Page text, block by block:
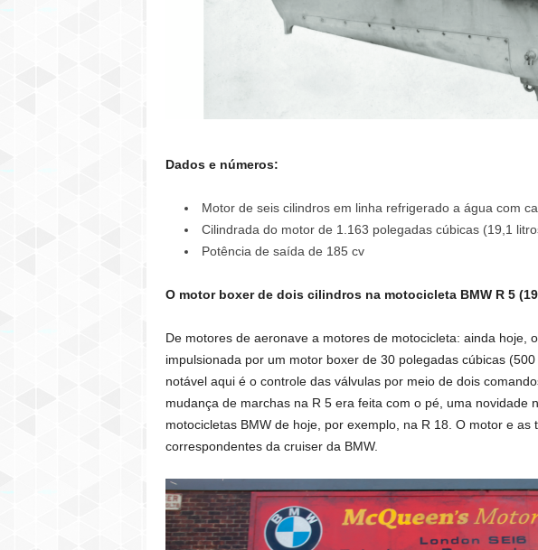
Dados e números:
Motor de seis cilindros em linha refrigerado a água com
Cilindrada do motor de 1.163 polegadas cúbicas (19,1
Potência de saída de 185 cv
O motor boxer de dois cilindros na motocicleta BMW R 5
De motores de aeronave a motores de motocicleta: ainda hoje,
impulsionada por um motor boxer de 30 polegadas cúbicas
notável aqui é o controle das válvulas por meio de dois
mudança de marchas na R 5 era feita com o pé, uma novidade
motocicletas BMW de hoje, por exemplo, na R 18. O motor e
correspondentes da cruiser da BMW.